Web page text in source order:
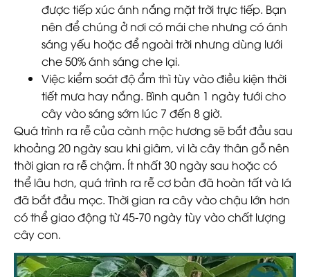
được tiếp xúc ánh nắng mặt trời trực tiếp. Bạn
nên để chúng ở nơi có mái che nhưng có ánh
sáng yếu hoặc để ngoài trời nhưng dùng lưới
che 50% ánh sáng che lại.
Việc kiểm soát độ ẩm thì tùy vào điều kiện thời
tiết mưa hay nắng. Bình quân 1 ngày tưới cho
cây vào sáng sớm lúc 7 đến 8 giờ.
Quá trình ra rễ của cành mộc hương sẽ bắt đầu sau
khoảng 20 ngày sau khi giâm, vi là cây thân gỗ nên
thời gian ra rễ chậm. Ít nhất 30 ngày sau hoặc có
thể lâu hơn, quá trình ra rễ cơ bản đã hoàn tất và lá
đã bắt đầu mọc. Thời gian ra cây vào chậu lớn hơn
có thể giao động từ 45-70 ngày tùy vào chất lượng
cây con.